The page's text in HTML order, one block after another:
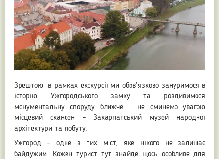
Зрештою, в рамках екскурсії ми обов’язково зануримося в
історію Ужгородського замку та роздивимося
монументальну споруду ближче. І не оминемо увагою
місцевий скансен - Закарпатський музей народної
архітектури та побуту.
Ужгород – одне з тих міст, яке нікого не залишає
байдужим. Кожен турист тут знайде щось особливе для